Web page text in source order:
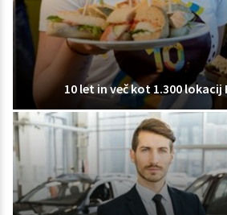
10 let in več kot 1.300 lokacij